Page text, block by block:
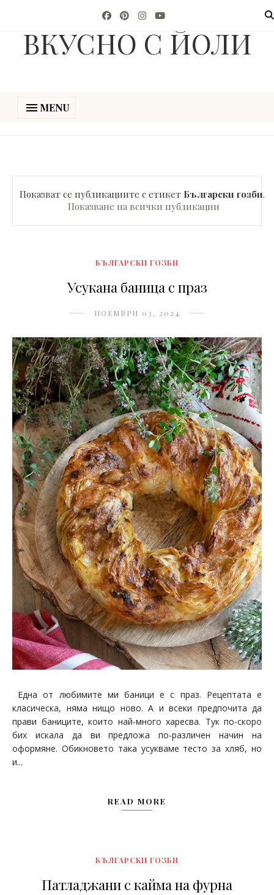
ВКУСНО С ЙОЛИ
MENU
Показват се публикациите с етикет Български гозби.
Показване на всички публикации
БЪЛГАРСКИ ГОЗБИ
Усукана баница с праз
НОЕМВРИ 03, 2024
Една от любимите ми баници е с праз. Рецептата е
класическа, няма нищо ново. А и всеки предпочита да
прави баниците, които най-много харесва. Тук по-скоро
бих искала да ви предложа по-различен начин на
оформяне. Обикновето така усукваме тесто за хляб, но
и...
READ MORE
БЪЛГАРСКИ ГОЗБИ
Патладжани с кайма на фурна